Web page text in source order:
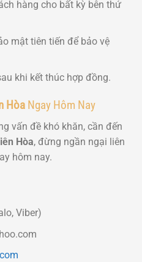
hàng cho bất kỳ bên thứ
mật tiên tiến để bảo vệ
khi kết thúc hợp đồng.
Hòa Ngay Hôm Nay
vấn đề khó khăn, cần đến
Hòa, đừng ngần ngại liên
hôm nay.
Viber)